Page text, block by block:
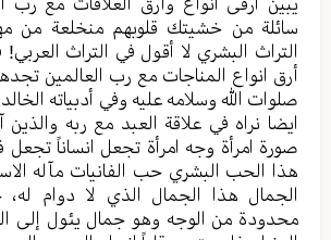
سائلة من خشیتك قلوبهم منخلعة من
التراث البشري لا أقول في التراث
أرق انواع المناجات مع رب العالمین
صلوات الله وسلامه علیه وفي أدبیاته
ایضا نراه في علاقة العبد مع ربه والذین
صورة امرأة وجه امرأة تجعل انساناً
هذا الحب البشري حب الفانیات مآله
الجمال هذا الجمال الذي لا دوام
محدودة من الوجه وهو جمال یئول إلی